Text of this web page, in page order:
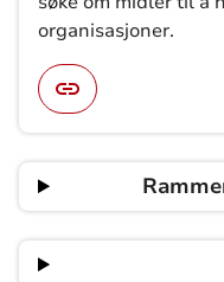
organisasjoner.